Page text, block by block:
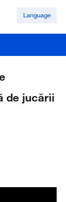
Language
de jucării